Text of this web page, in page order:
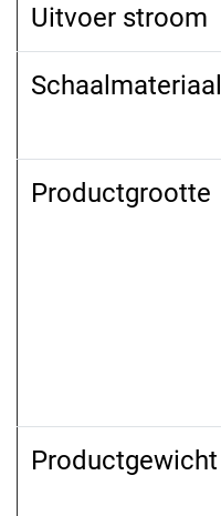
Uitvoer stroom
Schaalmateriaal
Productgrootte
Productgewicht